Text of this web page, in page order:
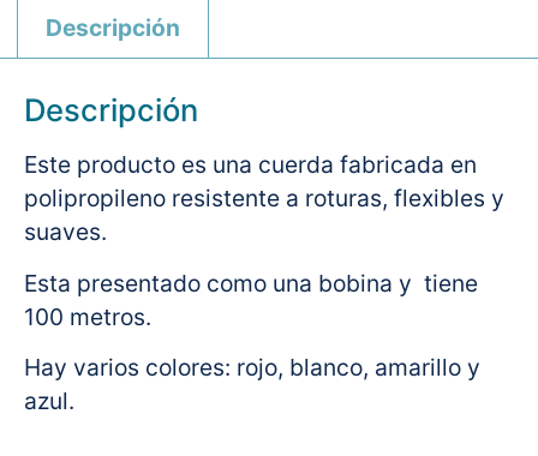
Descripción
Descripción
Este producto es una cuerda fabricada en
polipropileno resistente a roturas, flexibles y
suaves.
Esta presentado como una bobina y tiene
100 metros.
Hay varios colores: rojo, blanco, amarillo y
azul.